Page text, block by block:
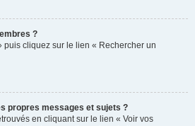
?
puis cliquez sur le lien « Rechercher un
propres messages et sujets ?
en cliquant sur le lien « Voir vos